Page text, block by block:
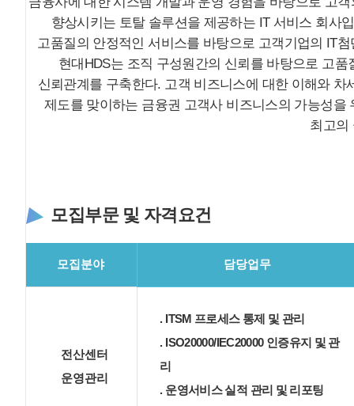
향상시키는 토탈 솔루션을 제공하는 IT 서비스 회사
고품질의 안정적인 서비스를 바탕으로 고객기업의 IT
현대HDS는 조직 구성원간의 신뢰를 바탕으로 고
신뢰관계를 구축한다. 고객 비즈니스에 대한 이해와
제도를 맞이하는 금융권 고객사 비즈니스의 가능성
최고의
모집부문 및 자격요건
모집분야 담당업무
전산센터
운영관리
. ITSM 프로세스 통제 및 관리
. ISO20000/IEC20000 인증유지 및 관
리
. 운영서비스 실적 관리 및 리포팅